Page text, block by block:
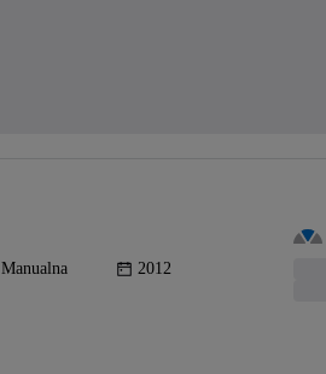
Manualna 2012